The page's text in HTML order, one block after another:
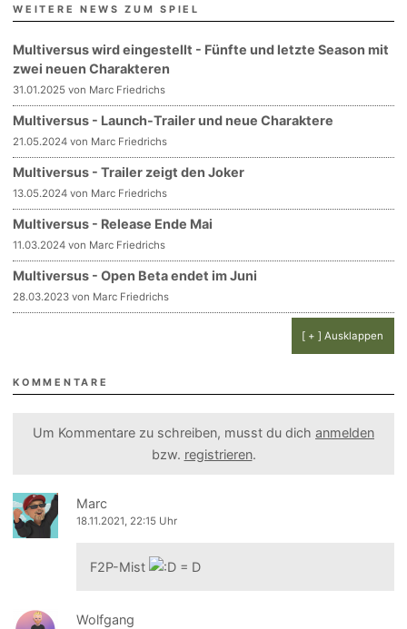
WEITERE NEWS ZUM SPIEL
Multiversus wird eingestellt - Fünfte und letzte Season mit
zwei neuen Charakteren
31.01.2025 von Marc Friedrichs
Multiversus - Launch-Trailer und neue Charaktere
21.05.2024 von Marc Friedrichs
Multiversus - Trailer zeigt den Joker
13.05.2024 von Marc Friedrichs
Multiversus - Release Ende Mai
11.03.2024 von Marc Friedrichs
Multiversus - Open Beta endet im Juni
28.03.2023 von Marc Friedrichs
[ + ] Ausklappen
KOMMENTARE
Um Kommentare zu schreiben, musst du dich anmelden
bzw. registrieren.
Marc
18.11.2021, 22:15 Uhr
F2P-Mist
Wolfgang